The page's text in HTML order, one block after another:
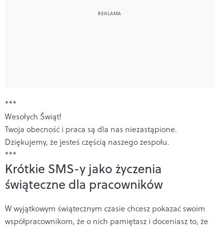
***
Wesołych Świąt!
Twoja obecność i praca są dla nas niezastąpione.
Dziękujemy, że jesteś częścią naszego zespołu.
***
Krótkie SMS-y jako życzenia
świąteczne dla pracowników
W wyjątkowym świątecznym czasie chcesz pokazać swoim
współpracownikom, że o nich pamiętasz i doceniasz to, że